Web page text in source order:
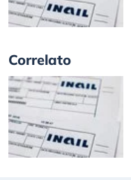
Correlato